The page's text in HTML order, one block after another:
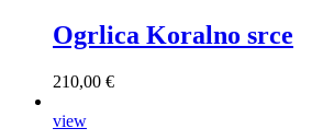
Ogrlica Koralno srce
210,00 €
view